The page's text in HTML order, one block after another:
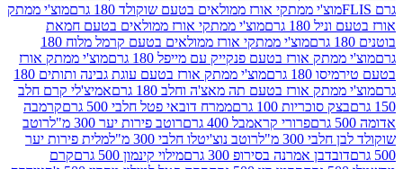
ממתקי אורז ממולאים בטעם שוקולד 180 גרם
מוצ'י ממתק
גרם
מוצ'י ממתקי אורז ממולאים בטעם חמאת
מוצ'י ממתקי אורז ממולאים בטעם קרמל מלוח 180
אורז בטעם פנקייק עם מייפל 180 גרם
מוצ'י ממתק אורז
גרם
מוצ'י ממתק אורז בטעם עוגת גבינה ותותים 180
אורז בטעם תה מאצ'ה וחלב 180 גרם
אמיצ'לי קרם חלב
סוכריות 100 גרם
ממרח דובאי פטל חלבי 500 גרם
קרמבה
פרורי קראמבל 400 גרם
רוטב פירות יער 300 מ"ל
רוטב
300 מ"ל
רוטב נוצ'יטלו חלבי 300 מ"ל
מלית פירות יער
אמרנה בסירופ 300 גרם
מילוי קינמון 500 גרם
קרם